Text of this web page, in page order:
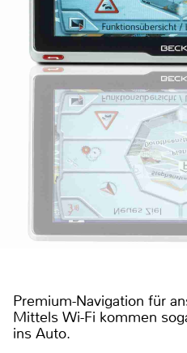
Premium-Navigation für
Mittels Wi-Fi kommen
ins Auto.